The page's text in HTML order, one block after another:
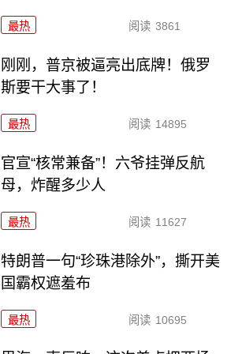
最热 阅读 3861
刚刚，普京被逼亮出底牌！俄罗
斯要干大事了！
最热 阅读 14895
官宣“核常兼备”！六爷挂弹反航
母，炸醒多少人
最热 阅读 11627
特朗普一句“珍珠港除外”，撕开美
国霸权遮羞布
最热 阅读 10695